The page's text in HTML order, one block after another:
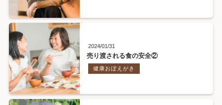
2024/01/31
売り渡される食の安全②
健康おぼえがき